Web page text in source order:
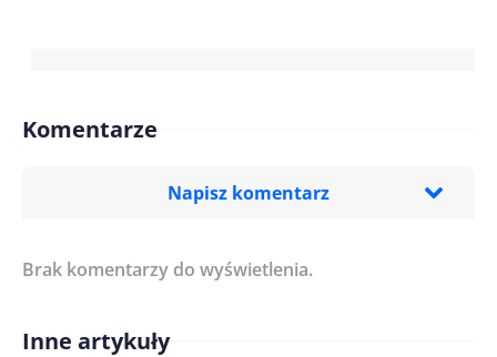
Komentarze
Napisz komentarz
Treść komentarza*
Imię/ Nick*
Brak komentarzy do wyświetlenia.
Inne artykuły